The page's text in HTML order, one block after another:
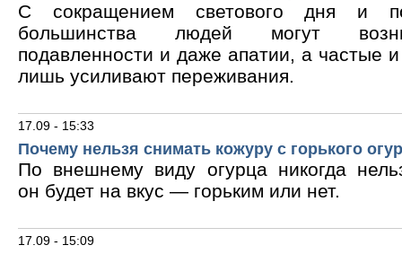
С сокращением светового дня и
большинства людей могут
подавленности и даже апатии, а частые
лишь усиливают переживания.
17.09 - 15:33
Почему нельзя снимать кожуру с горького
По внешнему виду огурца никогда
он будет на вкус — горьким или нет.
17.09 - 15:09